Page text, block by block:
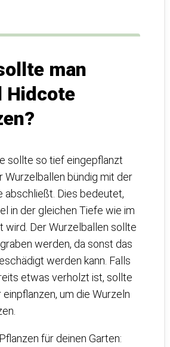
man
Hidcote
sollte so tief eingepflanzt
Wurzelballen bündig mit der
abschließt. Dies bedeutet,
in der gleichen Tiefe wie im
wird. Der Wurzelballen sollte
werden, da sonst das
werden kann. Falls
etwas verholzt ist, sollte
um die Wurzeln
für deinen Garten: